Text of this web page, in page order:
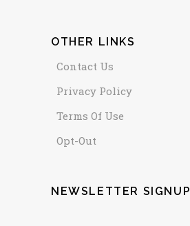
OTHER LINKS
Contact Us
Privacy Policy
Terms Of Use
Opt-Out
NEWSLETTER SIGNUP